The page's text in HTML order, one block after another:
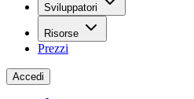
Sviluppatori
Risorse
Prezzi
Accedi